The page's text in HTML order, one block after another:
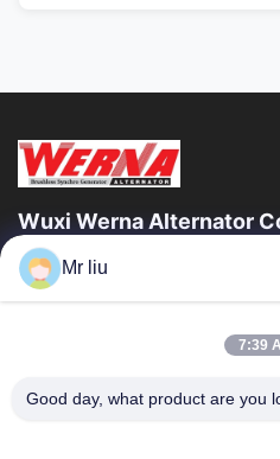
Wuxi Werna Alternator
Link Veloci
Visita Alla Fabbrica
Mr liu
7:39
Good day, what product are you